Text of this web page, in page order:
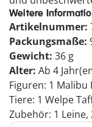
Weitere
Artikelnummer:
Packungsmaße:
Gewicht: 36 g
Alter: Ab 4
Figuren: 1 Malibu
Tiere: 1 Welpe
Zubehör: 1